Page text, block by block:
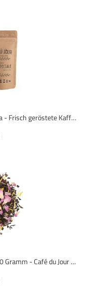
Entkoffeiniert Spezial 100% Arabica - Frisch geröstete Kaffeebohnen
Rose Romantique - Oolong-Tee 100 Gramm - Café du Jour loser Tee